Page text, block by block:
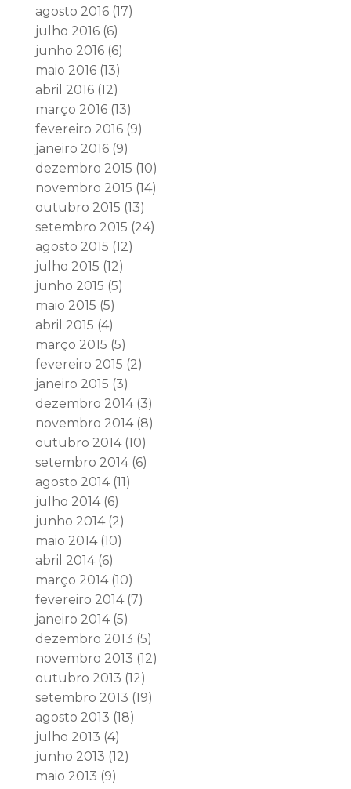
agosto 2016(17)
julho 2016(6)
junho 2016(6)
maio 2016(13)
abril 2016(12)
março 2016(13)
fevereiro 2016(9)
janeiro 2016(9)
dezembro 2015 (10)
novembro 2015 (14)
outubro 2015 (13)
setembro 2015 (24)
agosto 2015 (12)
julho 2015 (12)
junho 2015 (5)
maio 2015 (5)
abril 2015 (4)
março 2015 (5)
fevereiro 2015 (2)
janeiro 2015 (3)
dezembro 2014(3)
novembro 2014(8)
outubro 2014(10)
setembro 2014(6)
agosto 2014(11)
julho 2014(6)
junho 2014(2)
maio 2014(10)
abril 2014(6)
março 2014(10)
fevereiro 2014(7)
janeiro 2014(5)
dezembro 2013 (5)
novembro 2013 (12)
outubro 2013 (12)
setembro 2013 (19)
agosto 2013 (18)
julho 2013 (4)
junho 2013 (12)
maio 2013 (9)